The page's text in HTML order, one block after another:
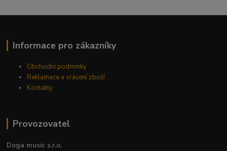
Informace pro zákazníky
Obchodní podmínky
Reklamace a vrácení zboží
Kontakty
Provozovatel
Doga music s.r.o.